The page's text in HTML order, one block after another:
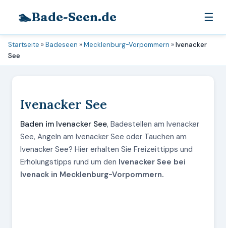
🏊Bade-Seen.de ☰
Startseite »Badeseen »Mecklenburg-Vorpommern »Ivenacker
See
Ivenacker See
Baden im Ivenacker See, Badestellen am Ivenacker
See, Angeln am Ivenacker See oder Tauchen am
Ivenacker See? Hier erhalten Sie Freizeittipps und
Erholungstipps rund um den Ivenacker See bei
Ivenack in Mecklenburg-Vorpommern.